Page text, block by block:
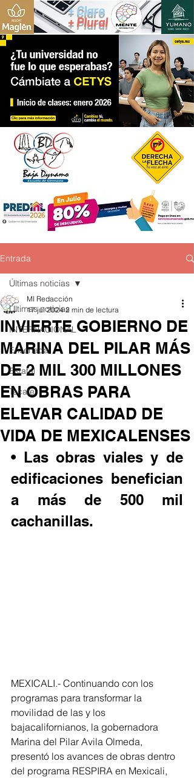
+ Claro
+ Plural
Entrada
Últimas noticias
INTERNACIONAL
Ensenada
Estatal
Tecate
Últimas noticias
INVIERTE GOBIERNO DE
MARINA DEL PILAR MÁS
DE 2 MIL 300 MILLONES
EN OBRAS PARA
ELEVAR CALIDAD DE
VIDA DE MEXICALENSES
MI Redacción
17 jul 2024 2 min de lectura
• Las obras viales y de
edificaciones benefician
a más de 500 mil
cachanillas.
MEXICALI.- Continuando con los
programas para transformar la
movilidad de las y los
bajacalifornianos, la gobernadora
Marina del Pilar Avila Olmeda,
presentó los avances de obras dentro
del programa RESPIRA en Mexicali,